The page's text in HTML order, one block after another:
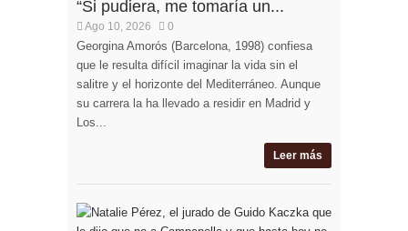
“Si pudiera, me tomaría un...
Ago 10, 2026 0
Georgina Amorós (Barcelona, 1998) confiesa
que le resulta difícil imaginar la vida sin el
salitre y el horizonte del Mediterráneo. Aunque
su carrera la ha llevado a residir en Madrid y
Los...
Leer más